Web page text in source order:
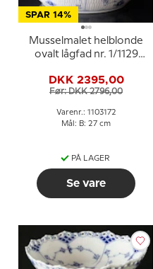
SPAR 14%
Musselmalet helblonde
ovalt lågfad nr. 1/1129
Copenhagen
DKK 2395,00
Før: DKK 2796,00
Varenr.: 1103172
Mål: B: 27 cm
PÅ LAGER
Se vare